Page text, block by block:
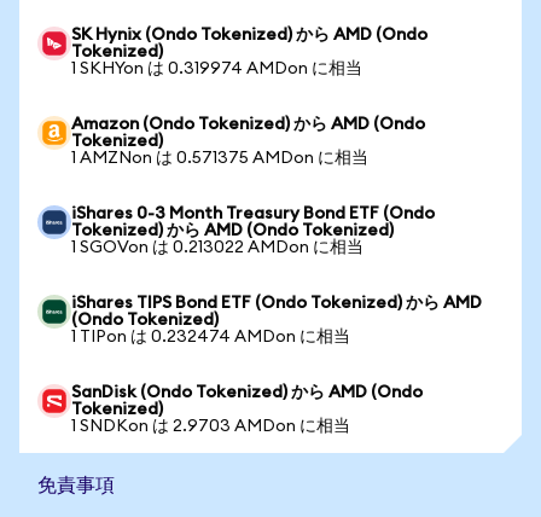
SK Hynix (Ondo Tokenized) から AMD (Ondo
Tokenized)
1 SKHYon は 0.319974 AMDon に相当
Amazon (Ondo Tokenized) から AMD (Ondo
Tokenized)
1 AMZNon は 0.571375 AMDon に相当
iShares 0-3 Month Treasury Bond ETF (Ondo
Tokenized) から AMD (Ondo Tokenized)
1 SGOVon は 0.213022 AMDon に相当
iShares TIPS Bond ETF (Ondo Tokenized) から AMD
(Ondo Tokenized)
1 TIPon は 0.232474 AMDon に相当
SanDisk (Ondo Tokenized) から AMD (Ondo
Tokenized)
1 SNDKon は 2.9703 AMDon に相当
免責事項